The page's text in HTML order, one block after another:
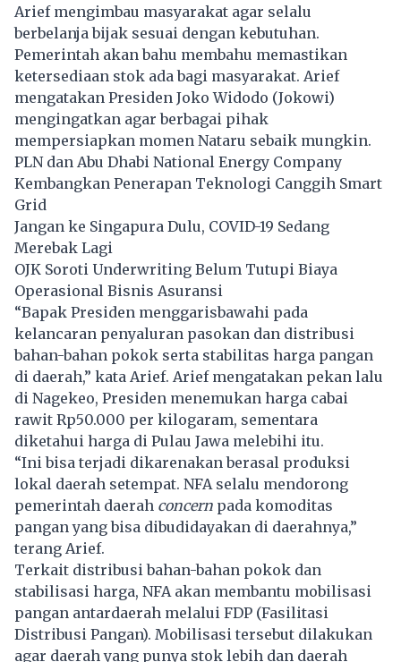
Arief mengimbau masyarakat agar selalu
berbelanja bijak sesuai dengan kebutuhan.
Pemerintah akan bahu membahu memastikan
ketersediaan stok ada bagi masyarakat. Arief
mengatakan Presiden Joko Widodo (Jokowi)
mengingatkan agar berbagai pihak
mempersiapkan momen Nataru sebaik mungkin.
PLN dan Abu Dhabi National Energy Company
Kembangkan Penerapan Teknologi Canggih Smart
Grid
Jangan ke Singapura Dulu, COVID-19 Sedang
Merebak Lagi
OJK Soroti Underwriting Belum Tutupi Biaya
Operasional Bisnis Asuransi
“Bapak Presiden menggarisbawahi pada
kelancaran penyaluran pasokan dan distribusi
bahan-bahan pokok serta stabilitas harga pangan
di daerah,” kata Arief. Arief mengatakan pekan lalu
di Nagekeo, Presiden menemukan harga cabai
rawit Rp50.000 per kilogaram, sementara
diketahui harga di Pulau Jawa melebihi itu.
“Ini bisa terjadi dikarenakan berasal produksi
lokal daerah setempat. NFA selalu mendorong
pemerintah daerah concern pada komoditas
pangan yang bisa dibudidayakan di daerahnya,”
terang Arief.
Terkait distribusi bahan-bahan pokok dan
stabilisasi harga, NFA akan membantu mobilisasi
pangan antardaerah melalui FDP (Fasilitasi
Distribusi Pangan). Mobilisasi tersebut dilakukan
agar daerah yang punya stok lebih dan daerah